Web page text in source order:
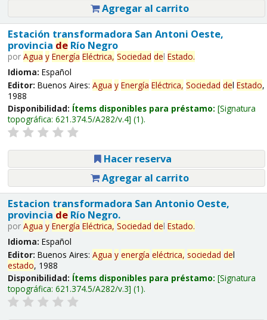
Agregar al carrito
Estación transformadora San Antoni Oeste,
provincia deRío Negro
por Agua y Energía Eléctrica, Sociedad del Estado.
Idioma: Español
Editor: Buenos Aires: Agua y Energía Eléctrica, Sociedad del Estado,
1988
Disponibilidad: Ítems disponibles para préstamo: Signatura
topográfica: 621.374.5/A282/v.4 (1).
Hacer reserva
Agregar al carrito
Estacion transformadora San Antonio Oeste,
provincia deRío Negro.
por Agua y Energía Eléctrica, Sociedad del Estado.
Idioma: Español
Editor: Buenos Aires: Agua y energía eléctrica, sociedad del
estado, 1988
Disponibilidad: Ítems disponibles para préstamo: Signatura
topográfica: 621.374.5/A282/v.3 (1).